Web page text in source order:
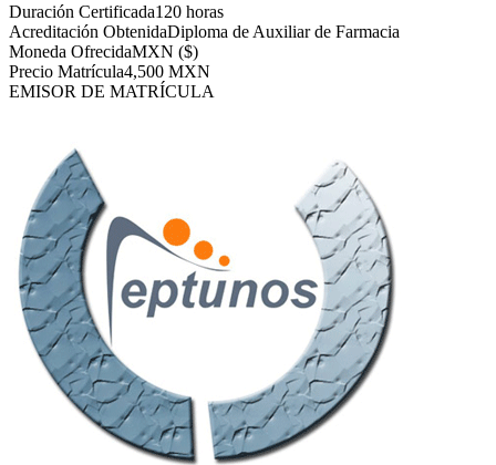
Duración Certificada120 horas
Acreditación ObtenidaDiploma de Auxiliar de Farmacia
Moneda OfrecidaMXN ($)
Precio Matrícula4,500 MXN
EMISOR DE MATRÍCULA